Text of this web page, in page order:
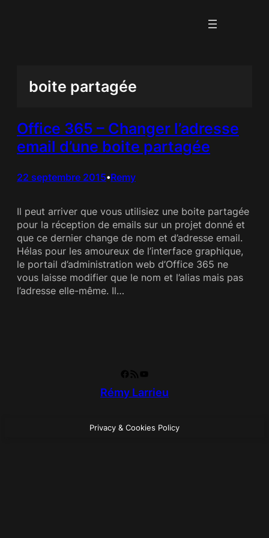
boite partagée
Office 365 – Changer l’adresse
email d’une boite partagée
22 septembre 2015•Remy
Il peut arriver que vous utilisiez une boite partagée
pour la réception de emails sur un projet donné et
que ce dernier change de nom et d’adresse email.
Hélas pour les amoureux de l’interface graphique,
le portail d’administration web d’Office 365 ne
vous laisse modifier que le nom et l’alias mais pas
l’adresse elle-même. Il…
Rémy Larrieu
Privacy & Cookies Policy